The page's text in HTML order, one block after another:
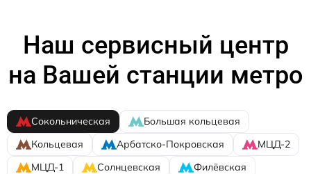
Наш сервисный центр
на Вашей станции метро
Сокольническая
Большая кольцевая
Кольцевая
Арбатско-Покровская
МЦД-2
МЦД-1
Солнцевская
Филёвская